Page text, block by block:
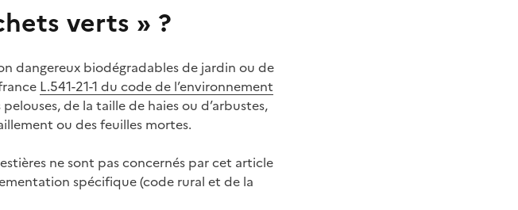
verts » ?
dangereux biodégradables de jardin ou de
L.541-21-1 du code de l’environnement
de la taille de haies ou d’arbustes,
ou des feuilles mortes.
ne sont pas concernés par cet article
spécifique (code rural et de la